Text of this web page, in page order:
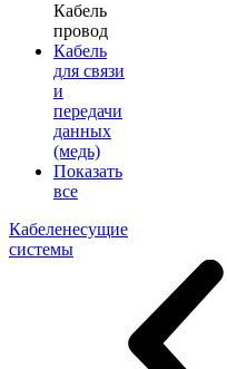
Кабель
провод
Кабель
для связи
и
передачи
данных
(медь)
Показать
все
Кабеленесущие
системы